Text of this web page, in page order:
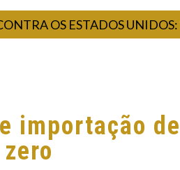
OS ESTADOS UNIDOS:
importação